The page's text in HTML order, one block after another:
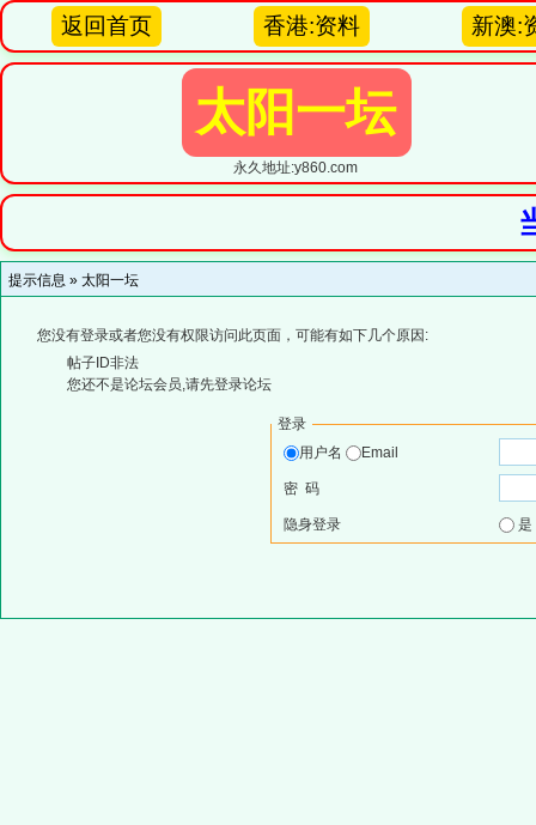
返回首页 香港:资料 新澳:
太阳一坛
永久地址:y860.com
提示信息 » 太阳一坛
您没有登录或者您没有权限访问此页面，可能有如下几个原因:
帖子ID非法
您还不是论坛会员,请先登录论坛
登录
用户名
Email
密 码
隐身登录